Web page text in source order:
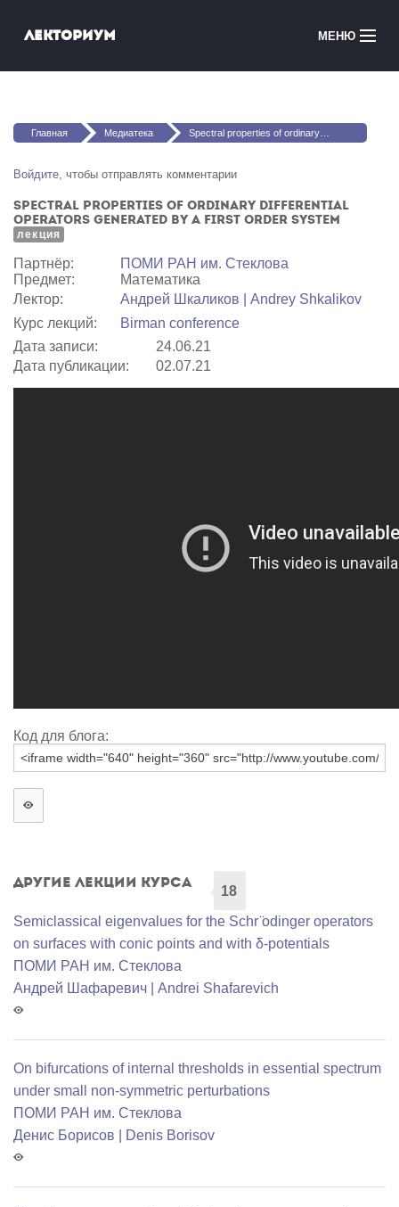
Лекториум МЕНЮ
Медиатека
Courses in English
Вы здесь
Главная Медиатека Spectral properties of ordinary differential operators generated by a first order system
Войдите, чтобы отправлять комментарии
Spectral properties of ordinary differential
operators generated by a first order system
лекция
Партнёр:
ПОМИ РАН им. Стеклова
Предмет:
Математика
Лектор:
Андрей Шкаликов | Andrey Shkalikov
Курс лекций:
Birman conference
Дата записи:
24.06.21
Дата публикации:
02.07.21
Код для блога:
Другие лекции курса
18
Semiclassical eigenvalues for the Schr ̈odinger operators
on surfaces with conic points and with δ-potentials
ПОМИ РАН им. Стеклова
Андрей Шафаревич | Andrei Shafarevich
On bifurcations of internal thresholds in essential spectrum
under small non-symmetric perturbations
ПОМИ РАН им. Стеклова
Денис Борисов | Denis Borisov